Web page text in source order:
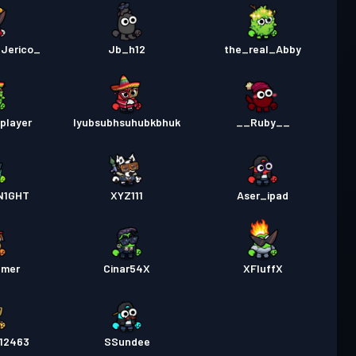
Jb_h12 the_real_Abby
Iyubsubhsuhubkbhuk __Ruby__
XYZ111 Aser_ipad
Cinar54X XFluffX
SSundee